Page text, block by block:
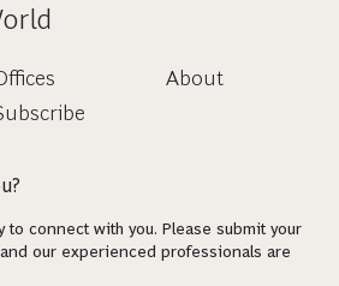
About
to connect with you. Please submit your
our experienced professionals are